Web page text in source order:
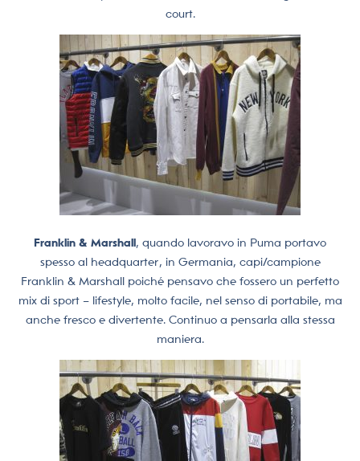
court.
Franklin & Marshall, quando lavoravo in Puma portavo
spesso al headquarter, in Germania, capi/campione
Franklin & Marshall poiché pensavo che fossero un perfetto
mix di sport – lifestyle, molto facile, nel senso di portabile, ma
anche fresco e divertente. Continuo a pensarla alla stessa
maniera.